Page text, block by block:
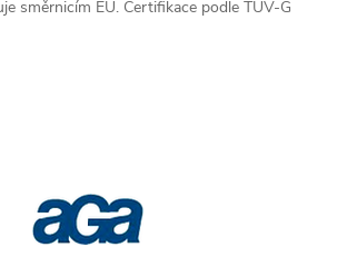
směrnicím EU. Certifikace podle TÜV-G